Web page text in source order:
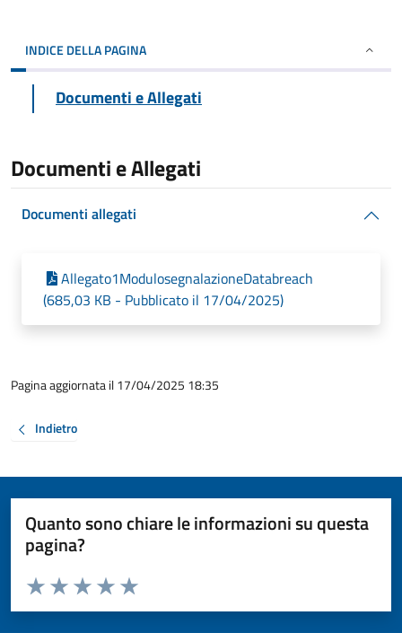
INDICE DELLA PAGINA
Documenti e Allegati
Documenti e Allegati
Documenti allegati
Allegato1ModulosegnalazioneDatabreach
(685,03 KB - Pubblicato il 17/04/2025)
Pagina aggiornata il 17/04/2025 18:35
Indietro
Quanto sono chiare le informazioni su questa
pagina?
Valuta da 1 a 5 stelle la pagina
Valuta 5 stelle su 5
Valuta 4 stelle su 5
Valuta 3 stelle su 5
Valuta 2 stelle su 5
Valuta 1 stelle su 5